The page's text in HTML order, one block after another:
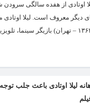
تهران است. لیلا اوتادی از هفده
بازیگر های کم حاشیۀ فضای مجازی است. منبع: اقتصاد 24 بیوگرافی لیلا اوتادی لیلا
لیلا اوتادی باعث جلب